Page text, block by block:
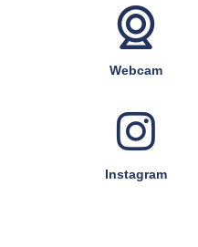
Webcam
Instagram